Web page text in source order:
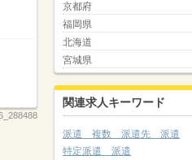
京都府
福岡県
北海道
宮城県
関連求人キーワード
派遣 複数 派遣先 派遣
特定派遣 派遣